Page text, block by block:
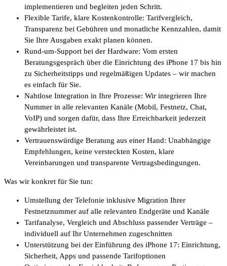
implementieren und begleiten jeden Schritt.
Flexible Tarife, klare Kostenkontrolle: Tarifvergleich,
Transparenz bei Gebühren und monatliche Kennzahlen, damit
Sie Ihre Ausgaben exakt planen können.
Rund-um-Support bei der Hardware: Vom ersten
Beratungsgespräch über die Einrichtung des iPhone 17 bis hin
zu Sicherheitstipps und regelmäßigen Updates – wir machen
es einfach für Sie.
Nahtlose Integration in Ihre Prozesse: Wir integrieren Ihre
Nummer in alle relevanten Kanäle (Mobil, Festnetz, Chat,
VoIP) und sorgen dafür, dass Ihre Erreichbarkeit jederzeit
gewährleistet ist.
Vertrauenswürdige Beratung aus einer Hand: Unabhängige
Empfehlungen, keine versteckten Kosten, klare
Vereinbarungen und transparente Vertragsbedingungen.
Was wir konkret für Sie tun:
Umstellung der Telefonie inklusive Migration Ihrer
Festnetznummer auf alle relevanten Endgeräte und Kanäle
Tarifanalyse, Vergleich und Abschluss passender Verträge –
individuell auf Ihr Unternehmen zugeschnitten
Unterstützung bei der Einführung des iPhone 17: Einrichtung,
Sicherheit, Apps und passende Tarifoptionen